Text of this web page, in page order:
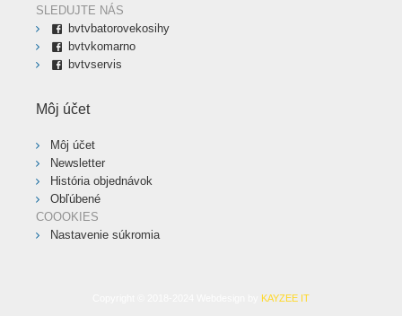
SLEDUJTE NÁS
bvtvbatorovekosihy
bvtvkomarno
bvtvservis
Môj účet
Môj účet
Newsletter
História objednávok
Obľúbené
COOOKIES
Nastavenie súkromia
KAYZEE IT